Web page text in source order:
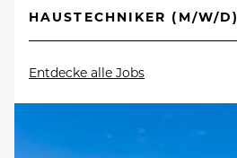
HAUSTECHNIKER (M/W/D)
Entdecke alle Jobs